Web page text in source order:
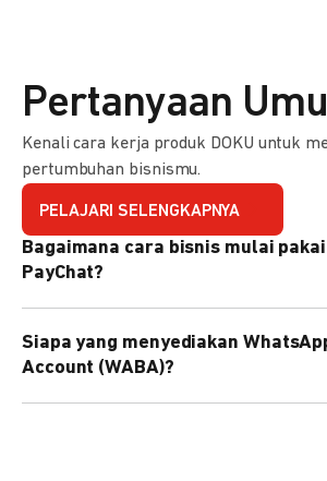
Pertanyaan
Kenali cara kerja produk DOKU untuk
pertumbuhan bisnismu.
PELAJARI SELENGKAPNYA
Bagaimana cara bisnis mulai pakai
PayChat?
nanti tim kami bantu setup. Bisa juga
WhatsApp bisnis yang sudah dimiliki
DOKU yang buatkan WhatsApp Bisnis
Siapa yang menyediakan
Account (WABA)?